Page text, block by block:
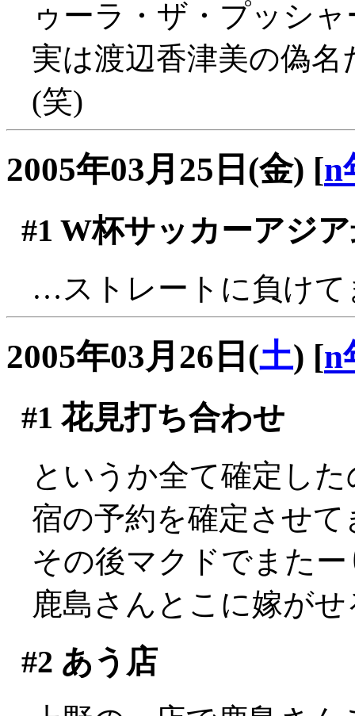
ゥーラ・ザ・プッシ
実は渡辺香津美の偽
(笑)
2005年03月25日(金) [n
#1 W杯サッカーアジ
…ストレートに負けて
2005年03月26日(土) [n
#1 花見打ち合わせ
というか全て確定し
宿の予約を確定させ
その後マクドでまた
鹿島さんとこに嫁が
#2 あう店